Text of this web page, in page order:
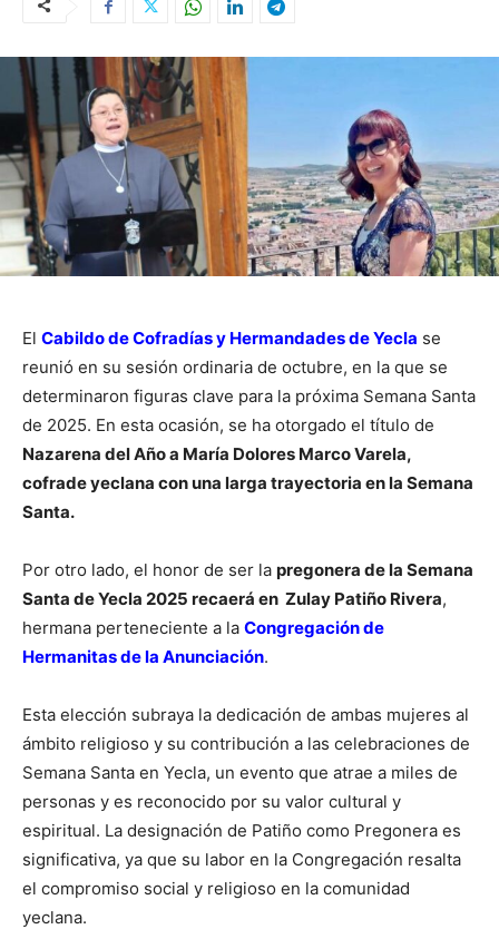
El Cabildo de Cofradías y Hermandades de Yecla se
reunió en su sesión ordinaria de octubre, en la que se
determinaron figuras clave para la próxima Semana Santa
de 2025. En esta ocasión, se ha otorgado el título de
Nazarena del Año a María Dolores Marco Varela,
cofrade yeclana con una larga trayectoria en la Semana
Santa.
Por otro lado, el honor de ser la pregonera de la Semana
Santa de Yecla 2025 recaerá en Zulay Patiño Rivera,
hermana perteneciente a la Congregación de
Hermanitas de la Anunciación.
Esta elección subraya la dedicación de ambas mujeres al
ámbito religioso y su contribución a las celebraciones de
Semana Santa en Yecla, un evento que atrae a miles de
personas y es reconocido por su valor cultural y
espiritual. La designación de Patiño como Pregonera es
significativa, ya que su labor en la Congregación resalta
el compromiso social y religioso en la comunidad
yeclana.